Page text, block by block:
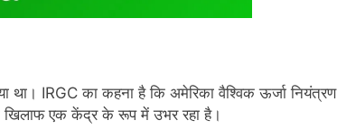
था। IRGC का कहना है कि अमेरिका वैश्विक ऊर्जा नियंत्रण
खिलाफ एक केंद्र के रूप में उभर रहा है।